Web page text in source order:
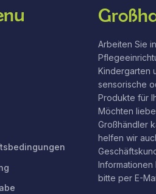
Arbeiten Sie
Kindergarten
sensorische
Produkte für
Möchten
Großhändler
helfen wir
Informationen
bitte per E-